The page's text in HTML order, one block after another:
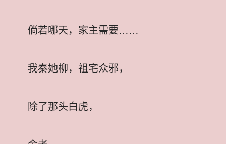
倘若哪天，家主需要……
我秦她柳，祖宅众邪，
除了那头白虎，